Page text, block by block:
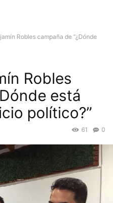
Robles campaña de “¿Dónde
Robles
está
político?”
0
61